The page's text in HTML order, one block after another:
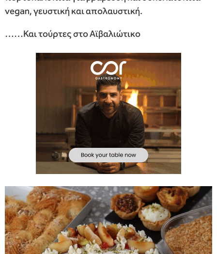
vegan, γευστική και απολαυστική.
……Και τούρτες στο Αϊβαλιώτικο